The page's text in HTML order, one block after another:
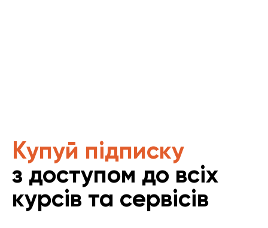
Купуй підписку
з доступом до всіх
курсів та сервісів